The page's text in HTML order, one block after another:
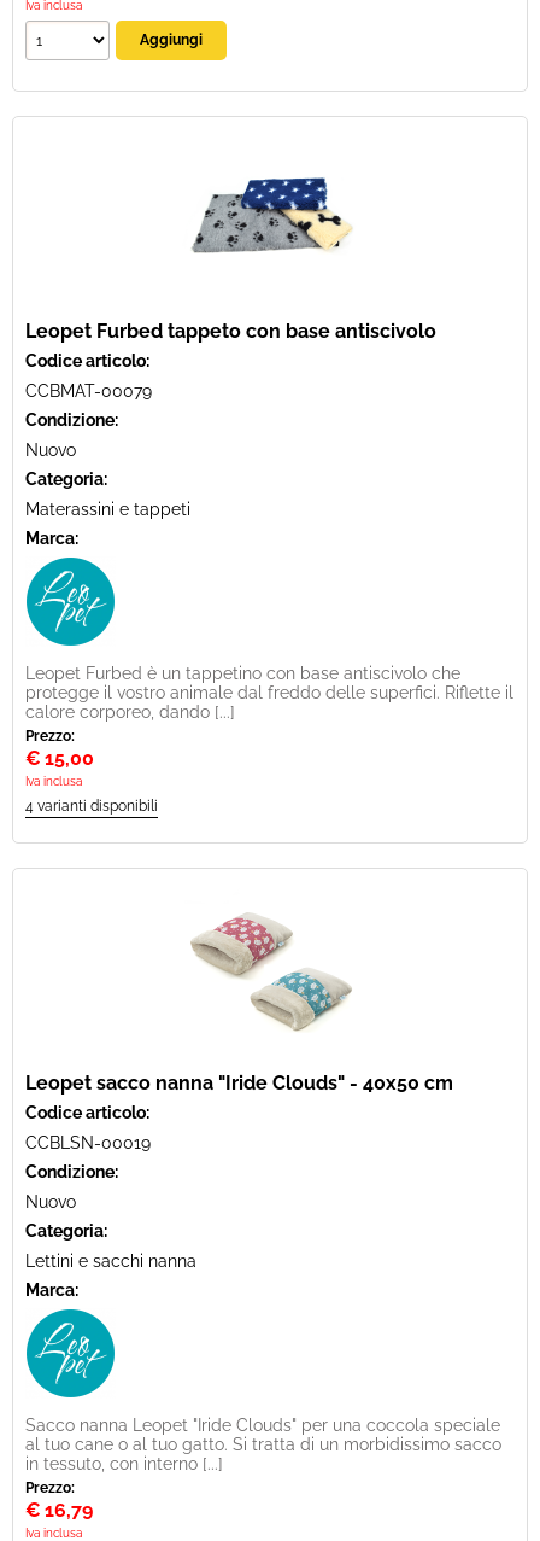
Iva inclusa
Leopet Furbed tappeto con base antiscivolo
Codice articolo:
CCBMAT-00079
Condizione:
Nuovo
Categoria:
Materassini e tappeti
Marca:
Leopet Furbed è un tappetino con base antiscivolo che
protegge il vostro animale dal freddo delle superfici. Riflette il
calore corporeo, dando [...]
Prezzo:
€ 15,00
Iva inclusa
Leopet sacco nanna "Iride Clouds" - 40x50 cm
Codice articolo:
CCBLSN-00019
Condizione:
Nuovo
Categoria:
Lettini e sacchi nanna
Marca:
Sacco nanna Leopet "Iride Clouds" per una coccola speciale
al tuo cane o al tuo gatto. Si tratta di un morbidissimo sacco
in tessuto, con interno [...]
Prezzo:
€ 16,79
Iva inclusa